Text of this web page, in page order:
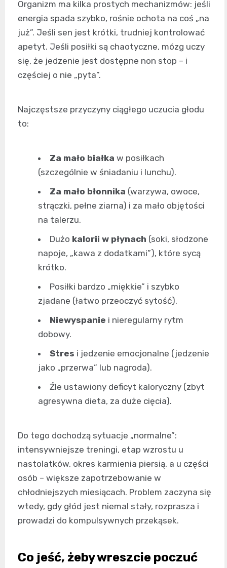
Organizm ma kilka prostych mechanizmów: jeśli
energia spada szybko, rośnie ochota na coś „na
już”. Jeśli sen jest krótki, trudniej kontrolować
apetyt. Jeśli posiłki są chaotyczne, mózg uczy
się, że jedzenie jest dostępne non stop – i
częściej o nie „pyta”.
Najczęstsze przyczyny ciągłego uczucia głodu
to:
Za mało białka w posiłkach
(szczególnie w śniadaniu i lunchu).
Za mało błonnika (warzywa, owoce,
strączki, pełne ziarna) i za mało objętości
na talerzu.
Dużo kalorii w płynach (soki, słodzone
napoje, „kawa z dodatkami”), które sycą
krótko.
Posiłki bardzo „miękkie” i szybko
zjadane (łatwo przeoczyć sytość).
Niewyspanie i nieregularny rytm
dobowy.
Stres i jedzenie emocjonalne (jedzenie
jako „przerwa” lub nagroda).
Źle ustawiony deficyt kaloryczny (zbyt
agresywna dieta, za duże cięcia).
Do tego dochodzą sytuacje „normalne”:
intensywniejsze treningi, etap wzrostu u
nastolatków, okres karmienia piersią, a u części
osób – większe zapotrzebowanie w
chłodniejszych miesiącach. Problem zaczyna się
wtedy, gdy głód jest niemal stały, rozprasza i
prowadzi do kompulsywnych przekąsek.
Co jeść, żeby wreszcie poczuć